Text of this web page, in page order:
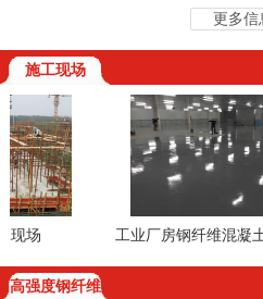
更多信
施工现场
场
工业厂房钢纤维混凝土
高强度钢纤维